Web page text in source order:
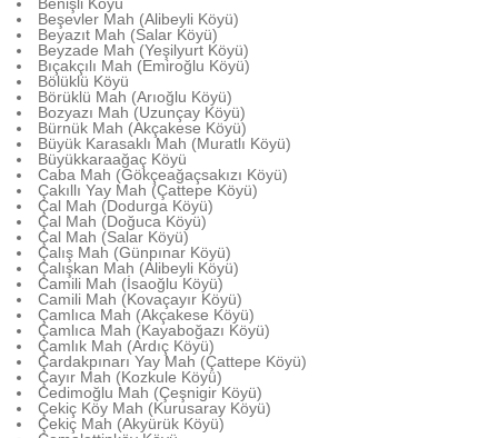
Beşevler Mah (Alibeyli Köyü)
Beyazıt Mah (Salar Köyü)
Beyzade Mah (Yeşilyurt Köyü)
Bıçakçılı Mah (Emiroğlu Köyü)
Bölüklü Köyü
Börüklü Mah (Arıoğlu Köyü)
Bozyazı Mah (Uzunçay Köyü)
Bürnük Mah (Akçakese Köyü)
Büyük Karasaklı Mah (Muratlı Köyü)
Büyükkaraağaç Köyü
Caba Mah (Gökçeağaçsakızı Köyü)
Çakıllı Yay Mah (Çattepe Köyü)
Çal Mah (Dodurga Köyü)
Çal Mah (Doğuca Köyü)
Çal Mah (Salar Köyü)
Çalış Mah (Günpınar Köyü)
Çalışkan Mah (Alibeyli Köyü)
Camili Mah (İsaoğlu Köyü)
Camili Mah (Kovaçayır Köyü)
Çamlıca Mah (Akçakese Köyü)
Çamlıca Mah (Kayaboğazı Köyü)
Çamlık Mah (Ardıç Köyü)
Çardakpınarı Yay Mah (Çattepe Köyü)
Çayır Mah (Kozkule Köyü)
Cedimoğlu Mah (Çeşnigir Köyü)
Çekiç Köy Mah (Kurusaray Köyü)
Çekiç Mah (Akyürük Köyü)